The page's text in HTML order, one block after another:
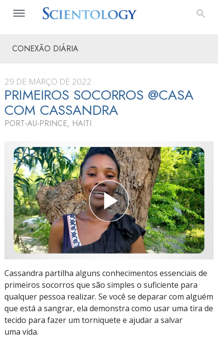
CONEXÃO DIÁRIA
29 DE MARÇO DE 2022
PRIMEIROS SOCORROS @CASA
COM CASSANDRA
PORT‑AU‑PRINCE, HAITI
Cassandra partilha alguns conhecimentos essenciais de
primeiros socorros que são simples o suficiente para
qualquer pessoa realizar. Se você se deparar com alguém
que está a sangrar, ela demonstra como usar uma tira de
tecido para fazer um torniquete e ajudar a salvar
uma vida.